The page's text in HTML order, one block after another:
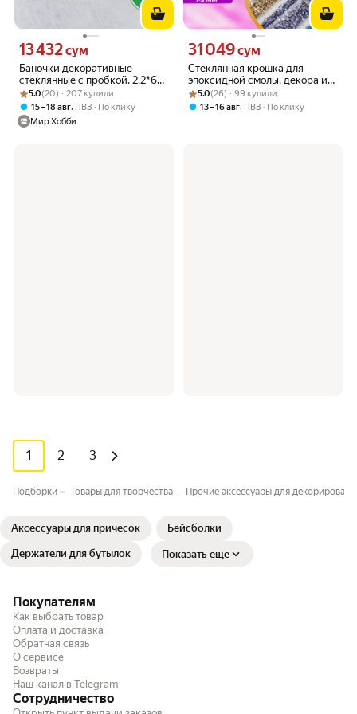
Баночки декоративные
стеклянные с пробкой, 2,2*6
см, 14 мл, 4 шт, Astra&Craft
Цена 13432 сум вместо
13 432сум
Рейтинг товара: 5.0 из 5
Оценок: (20) · 207 купили
5.0(20) · 207 купили
15 – 18 авг, ПВЗ
По клику
Мир Хобби
Стеклянная крошка для
эпоксидной смолы, декора и
маникюра, фракция 1–3 мм,
набор 6 цветов
Цена 31049 сум вместо
31 049сум
Рейтинг товара: 5.0 из 5
Оценок: (26) · 99 купили
5.0(26) · 99 купили
13 – 16 авг, ПВЗ По клику
1 2 3
Подборки Товары для творчества⁣⁣ Прочие аксессуары для
Аксессуары для причесок Бейсболки
Держатели для бутылок Показать еще
Покупателям
Как выбрать товар
Оплата и доставка
Обратная связь
О сервисе
Возвраты
Наш канал в Telegram
Сотрудничество